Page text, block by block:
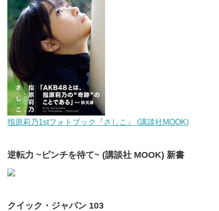
指原莉乃1stフォトブック『さしこ』 (講談社MOOK)
逆転力 ~ピンチを待て~ (講談社 MOOK) 新書
クイック・ジャパン 103